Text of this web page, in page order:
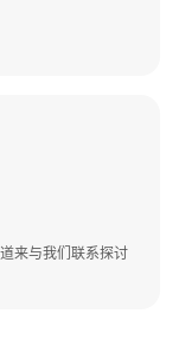
来与我们联系探讨